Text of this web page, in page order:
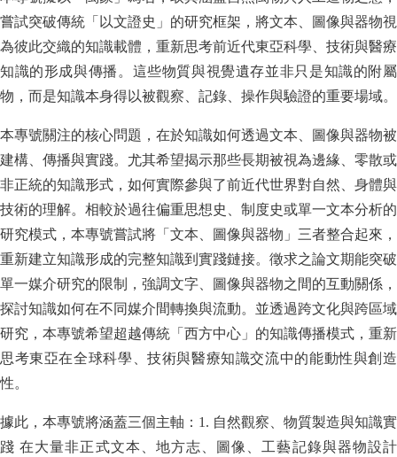
嘗試突破傳統「以文證史」的研究框架，將文本、圖像與器物視
為彼此交織的知識載體，重新思考前近代東亞科學、技術與醫療
知識的形成與傳播。這些物質與視覺遺存並非只是知識的附屬
物，而是知識本身得以被觀察、記錄、操作與驗證的重要場域。
本專號關注的核心問題，在於知識如何透過文本、圖像與器物被
建構、傳播與實踐。尤其希望揭示那些長期被視為邊緣、零散或
非正統的知識形式，如何實際參與了前近代世界對自然、身體與
技術的理解。相較於過往偏重思想史、制度史或單一文本分析的
研究模式，本專號嘗試將「文本、圖像與器物」三者整合起來，
重新建立知識形成的完整知識到實踐鏈接。徵求之論文期能突破
單一媒介研究的限制，強調文字、圖像與器物之間的互動關係，
探討知識如何在不同媒介間轉換與流動。並透過跨文化與跨區域
研究，本專號希望超越傳統「西方中心」的知識傳播模式，重新
思考東亞在全球科學、技術與醫療知識交流中的能動性與創造
性。
據此，本專號將涵蓋三個主軸：1. 自然觀察、物質製造與知識實
踐 在大量非正式文本、地方志、圖像、工藝記錄與器物設計